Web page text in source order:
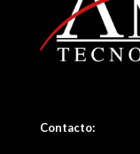
Contacto: